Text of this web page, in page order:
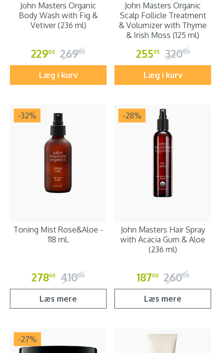
John Masters Organic
Body Wash with Fig &
Vetiver (236 ml)
22900 26900
Læg i kurv
John Masters Organic
Scalp Follicle Treatment
& Volumizer with Thyme
& Irish Moss (125 ml)
25595 32000
Læg i kurv
-32%
Toning Mist Rose&Aloe -
118 ml.
27800 41000
Læs mere
-28%
John Masters Hair Spray
with Acacia Gum & Aloe
(236 ml)
18700 26000
Læs mere
-27%